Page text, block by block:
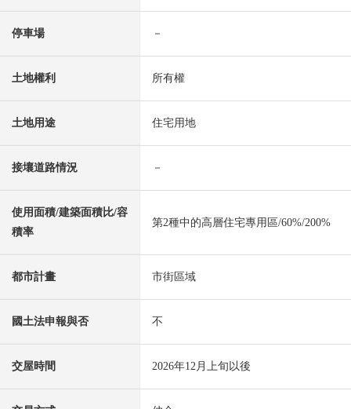
停車場 －
土地權利 所有權
土地用途 住宅用地
接壤道路情況 －
使用面積/建築面積比/容
積率
第2種中的高層住宅專用區/60%/200%
都市計畫 市街區域
國土法申報與否 不
交屋時間 2026年12月上旬以後